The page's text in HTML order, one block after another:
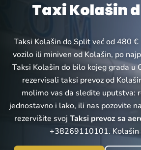
Taxi Kolašin
Taksi Kolašin do Split već od 480
vozilo ili miniven od Kolašin, po
Taksi Kolašin do bilo kojeg grada u
rezervisali taksi prevoz od
molimo vas da sledite uputstva:
jednostavno i lako, ili nas pozovite
rezervišite svoj Taksi prevoz sa
+38269110101. Kolašin